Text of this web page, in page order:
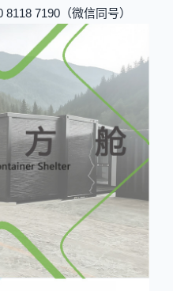
7190（微信同号）